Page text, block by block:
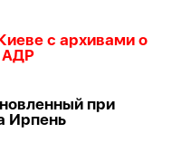
с архивами о
АДР
при
Ирпень